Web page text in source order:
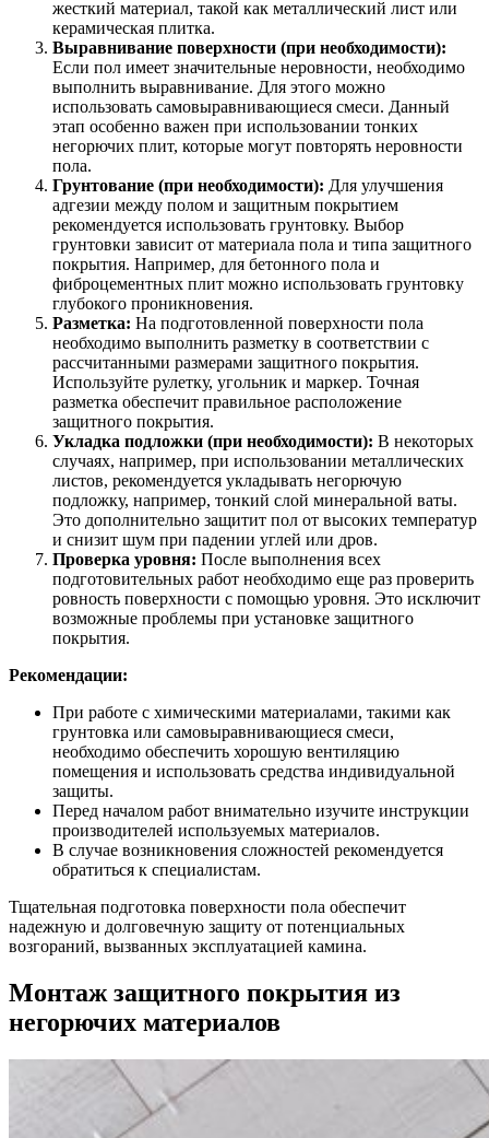
жесткий материал, такой как металлический лист или
керамическая плитка.
Выравнивание поверхности (при необходимости):
Если пол имеет значительные неровности, необходимо
выполнить выравнивание. Для этого можно
использовать самовыравнивающиеся смеси. Данный
этап особенно важен при использовании тонких
негорючих плит, которые могут повторять неровности
пола.
Грунтование (при необходимости): Для улучшения
адгезии между полом и защитным покрытием
рекомендуется использовать грунтовку. Выбор
грунтовки зависит от материала пола и типа защитного
покрытия. Например, для бетонного пола и
фиброцементных плит можно использовать грунтовку
глубокого проникновения.
Разметка: На подготовленной поверхности пола
необходимо выполнить разметку в соответствии с
рассчитанными размерами защитного покрытия.
Используйте рулетку, угольник и маркер. Точная
разметка обеспечит правильное расположение
защитного покрытия.
Укладка подложки (при необходимости): В некоторых
случаях, например, при использовании металлических
листов, рекомендуется укладывать негорючую
подложку, например, тонкий слой минеральной ваты.
Это дополнительно защитит пол от высоких температур
и снизит шум при падении углей или дров.
Проверка уровня: После выполнения всех
подготовительных работ необходимо еще раз проверить
ровность поверхности с помощью уровня. Это исключит
возможные проблемы при установке защитного
покрытия.
Рекомендации:
При работе с химическими материалами, такими как
грунтовка или самовыравнивающиеся смеси,
необходимо обеспечить хорошую вентиляцию
помещения и использовать средства индивидуальной
защиты.
Перед началом работ внимательно изучите инструкции
производителей используемых материалов.
В случае возникновения сложностей рекомендуется
обратиться к специалистам.
Тщательная подготовка поверхности пола обеспечит
надежную и долговечную защиту от потенциальных
возгораний, вызванных эксплуатацией камина.
Монтаж защитного покрытия из
негорючих материалов